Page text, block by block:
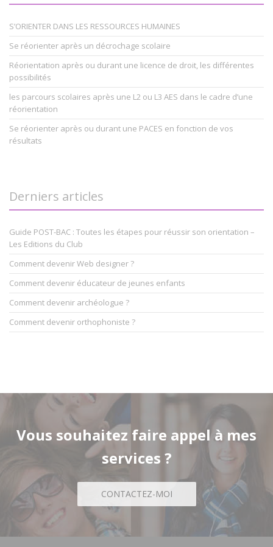
S’ORIENTER DANS LES RESSOURCES HUMAINES
Se réorienter après un décrochage scolaire
Réorientation après ou durant une licence de droit, les différentes
possibilités
les parcours scolaires après une L2 ou L3 AES dans le cadre d’une
réorientation
Se réorienter après ou durant une PACES en fonction de vos
résultats
Derniers articles
Guide POST-BAC : Toutes les étapes pour réussir son orientation –
Les Editions du Club
Comment devenir Web designer ?
Comment devenir éducateur de jeunes enfants
Comment devenir archéologue ?
Comment devenir orthophoniste ?
Vous souhaitez faire appel à mes
services ?
CONTACTEZ-MOI